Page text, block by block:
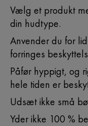
Vælg et produkt
din hudtype.
Anvender du for
forringes
Påfør hyppigt, og
hele tiden er
Udsæt ikke små
Yder ikke 100 %